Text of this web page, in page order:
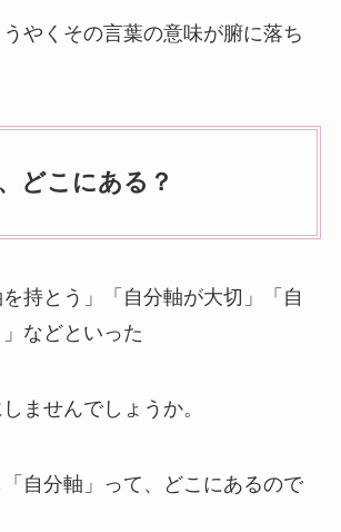
やくその言葉の意味が腑に落ち
どこにある？
持とう」「自分軸が大切」「自
などといった
ませんでしょうか。
自分軸」って、どこにあるので